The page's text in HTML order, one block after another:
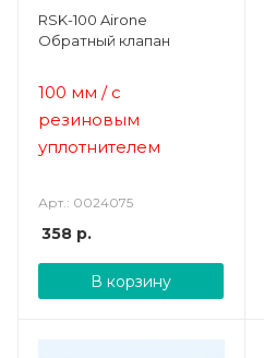
RSK-100 Airone
Обратный клапан
100 мм / с
резиновым
уплотнителем
Арт.: 0024075
358 р.
В корзину